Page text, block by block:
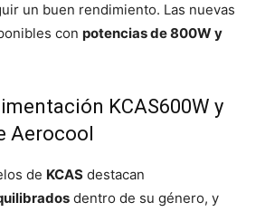
un buen rendimiento. Las nuevas
con potencias de 800W y
KCAS600W y
Aerocool
de KCAS destacan
dentro de su género, y